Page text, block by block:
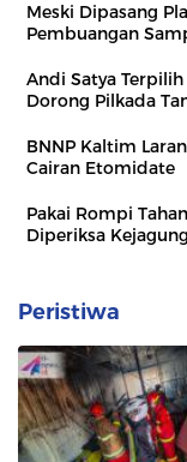
Meski Dipasang
Pembuangan
Andi Satya
Dorong Pilkada
BNNP Kaltim
Cairan Etomidate
Pakai Rompi
Diperiksa
Peristiwa